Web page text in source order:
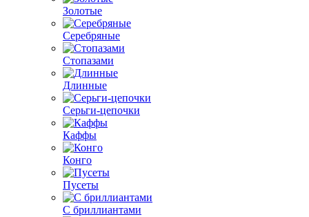
Золотые
Серебряные
Стопазами
Длинные
Серьги-цепочки
Каффы
Конго
Пусеты
С бриллиантами